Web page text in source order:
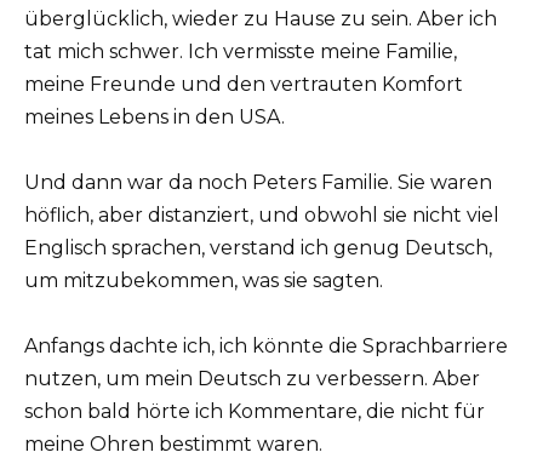
überglücklich, wieder zu Hause zu sein. Aber ich
tat mich schwer. Ich vermisste meine Familie,
meine Freunde und den vertrauten Komfort
meines Lebens in den USA.
Und dann war da noch Peters Familie. Sie waren
höflich, aber distanziert, und obwohl sie nicht viel
Englisch sprachen, verstand ich genug Deutsch,
um mitzubekommen, was sie sagten.
Anfangs dachte ich, ich könnte die Sprachbarriere
nutzen, um mein Deutsch zu verbessern. Aber
schon bald hörte ich Kommentare, die nicht für
meine Ohren bestimmt waren.